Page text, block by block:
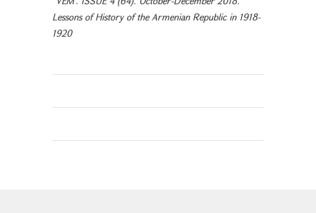
Lessons of History of the Armenian Republic in 1918-
1920